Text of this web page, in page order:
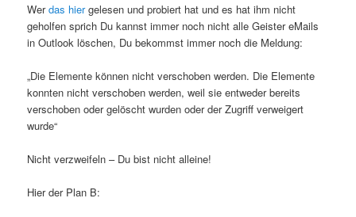
Werdas hiergelesen und probiert hat und es hat ihm nicht
geholfen sprich Du kannst immer noch nicht alle Geister eMails
in Outlook löschen, Du bekommst immer noch die Meldung:
„Die Elemente können nicht verschoben werden. Die Elemente
konnten nicht verschoben werden, weil sie entweder bereits
verschoben oder gelöscht wurden oder der Zugriff verweigert
wurde“
Nicht verzweifeln – Du bist nicht alleine!
Hier der Plan B: